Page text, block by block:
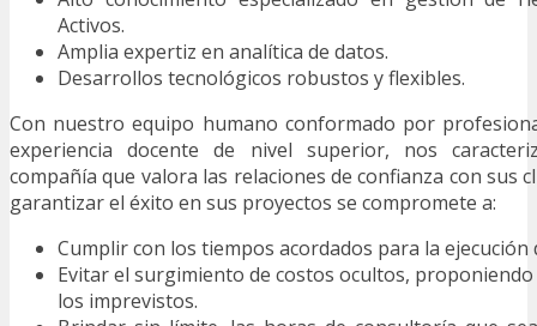
Activos.
Amplia expertiz en analítica de datos.
Desarrollos tecnológicos robustos y flexibles.
Con nuestro equipo humano conformado por
experiencia docente de nivel superior, nos
compañía que valora las relaciones de confianza con sus
garantizar el éxito en sus proyectos se compromete a:
Cumplir con los tiempos acordados para la ejecución
Evitar el surgimiento de costos ocultos,
los imprevistos.